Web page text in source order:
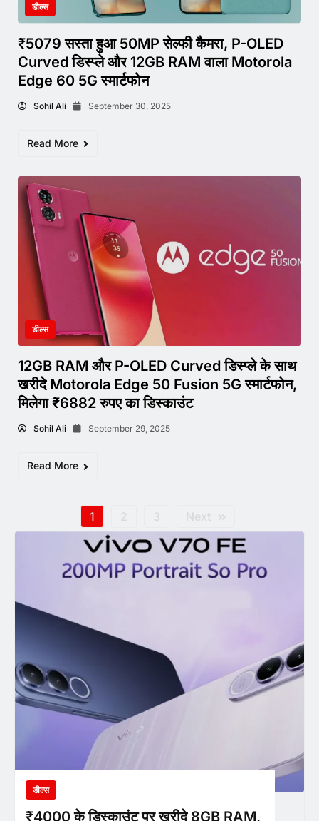
डील्स
₹5079 सस्ता हुआ 50MP सेल्फी कैमरा, P-OLED
Curved डिस्प्ले और 12GB RAM वाला Motorola
Edge 60 5G स्मार्टफोन
Sohil Ali September 30, 2025
Read More
डील्स
12GB RAM और P-OLED Curved डिस्प्ले के साथ
खरीदे Motorola Edge 50 Fusion 5G स्मार्टफोन,
मिलेगा ₹6882 रुपए का डिस्काउंट
Sohil Ali September 29, 2025
Read More
1 2 3 Next
डील्स
₹4000 के डिस्काउंट पर खरीदे 8GB RAM,